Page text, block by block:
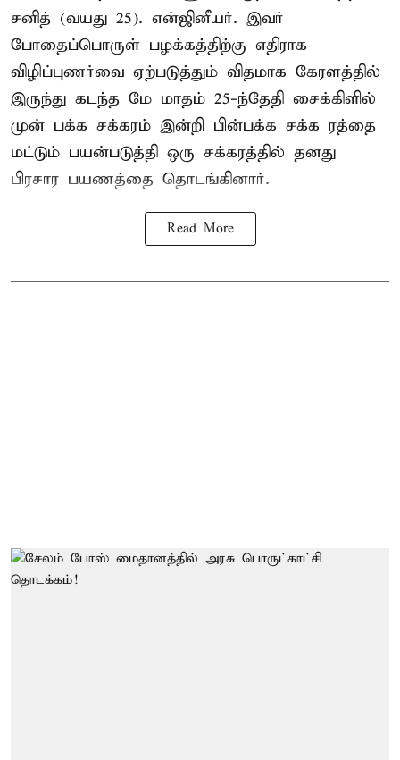
சனித் (வயது 25). என்ஜினீயர். இவர்
போதைப்பொருள் பழக்கத்திற்கு எதிராக
விழிப்புணர்வை ஏற்படுத்தும் விதமாக கேரளத்தில்
இருந்து கடந்த மே மாதம் 25-ந்தேதி சைக்கிளில்
முன் பக்க சக்கரம் இன்றி பின்பக்க சக்க ரத்தை
மட்டும் பயன்படுத்தி ஒரு சக்கரத்தில் தனது
பிரசார பயணத்தை தொடங்கினார்.
Read More